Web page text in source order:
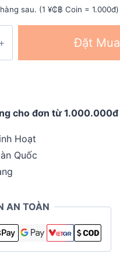
sau. (1 ¥₵฿ Coin = 1.000đ)
Đặt Mua
cho đơn từ 1.000.000đ
Hoạt
Quốc
AN TOÀN